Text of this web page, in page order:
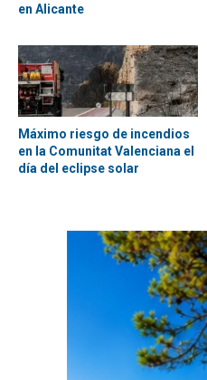
en Alicante
Máximo riesgo de incendios
en la Comunitat Valenciana el
día del eclipse solar